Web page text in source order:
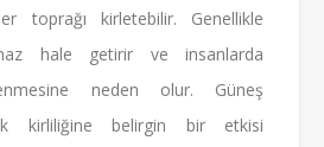
toprağı kirletebilir. Genellikle
hale getirir ve insanlarda
neden olur. Güneş
kirliliğine belirgin bir etkisi